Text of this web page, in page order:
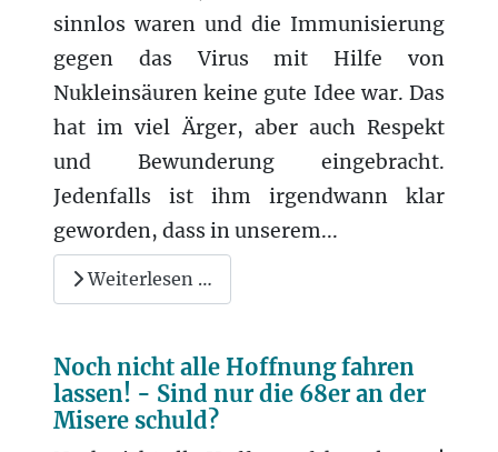
sinnlos waren und die Immunisierung
gegen das Virus mit Hilfe von
Nukleinsäuren keine gute Idee war. Das
hat im viel Ärger, aber auch Respekt
und Bewunderung eingebracht.
Jedenfalls ist ihm irgendwann klar
geworden, dass in unserem...
Weiterlesen …
Noch nicht alle Hoffnung fahren
lassen! - Sind nur die 68er an der
Misere schuld?